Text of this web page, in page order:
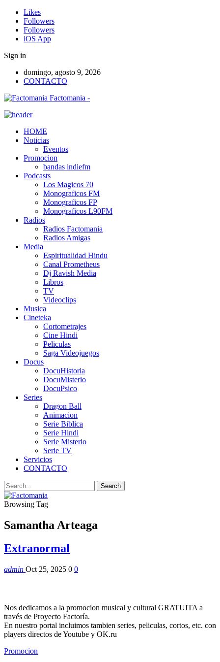
Likes
Followers
Followers
iOS App
Sign in
domingo, agosto 9, 2026
CONTACTO
Factomania -
HOME
Noticias
Eventos
Promocion
bandas indiefm
Podcasts
Los Magicos 70
Monograficos FM
Monograficos FP
Monograficos L90FM
Radios
Radios Factomania
Radios Amigas
Media
Espiritualidad Hindu
Canal Prometheus
Dj Ravish Media
Libros
TV
Videoclips
Musica
Cineteka
Cortometrajes
Cine Hindi
Peliculas
Saga Videojuegos
Docus
DocuHistoria
DocuMisterio
DocuPsico
Series
Dragon Ball
Animacion
Serie Biblica
Serie Hindi
Serie Misterio
Serie TV
Servicios
CONTACTO
Browsing Tag
Samantha Arteaga
Extranormal
admin Oct 25, 2025 0 0
Nos dedicamos a la promocion musical y cultural GRATUITA a
través de Proyecto Factoría.
En nuestro portal incluimos tambien series, peliculas, cortos, etc. con
players directos de Youtube y OK.ru
Promocion